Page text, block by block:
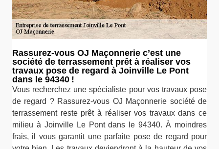
Rassurez-vous OJ Maçonnerie c’est une
société de terrassement prêt à réaliser vos
travaux pose de regard à Joinville Le Pont
dans le 94340 !
Vous recherchez une spécialiste pour vos travaux pose
de regard ? Rassurez-vous OJ Maçonnerie société de
terrassement reste prêt à réaliser vos travaux dans ce
milieu à Joinville Le Pont dans le 94340. À moindres
frais, il vous garantit une parfaite pose de regard pour